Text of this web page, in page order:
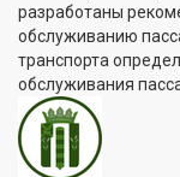
разработаны
обслуживанию
транспорта
обслуживания